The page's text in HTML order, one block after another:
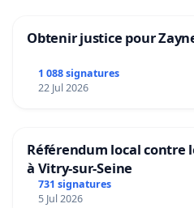
Obtenir justice pour
1 088 signatures
22 Jul 2026
Référendum local
à Vitry-sur-Seine
731 signatures
5 Jul 2026